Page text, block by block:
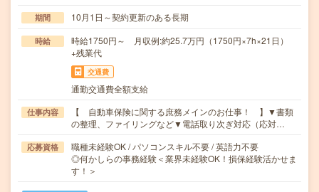
期間 10月1日～契約更新のある長期
時給
時給1750円～ 月収例:約25.7万円（1750円×7h×21日）
+残業代
交通費
通勤交通費全額支給
仕事内容
【 自動車保険に関する庶務メインのお仕事！ 】▼書類
の整理、ファイリングなど▼電話取り次ぎ対応（応対…
応募資格
職種未経験OK / パソコンスキル不要 / 英語力不要
◎何かしらの事務経験＜業界未経験OK！損保経験活かせま
す！＞